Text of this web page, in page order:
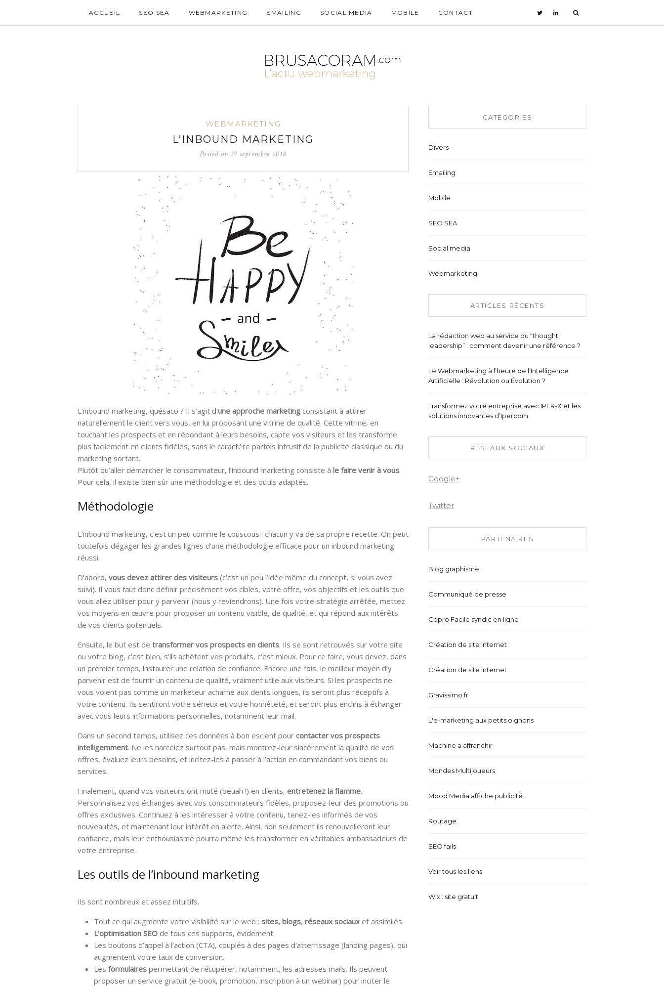
ACCUEIL SEO SEA WEBMARKETING EMAILING SOCIAL MEDIA MOBILE CONTACT
WEBMARKETING
L’INBOUND MARKETING
Posted on29 septembre 2018
L’inbound marketing, quésaco ? Il s’agit d’une approche marketing consistant à attirer
naturellement le client vers vous, en lui proposant une vitrine de qualité. Cette vitrine, en
touchant les prospects et en répondant à leurs besoins, capte vos visiteurs et les transforme
plus facilement en clients fidèles, sans le caractère parfois intrusif de la publicité classique ou du
marketing sortant.
Plutôt qu’aller démarcher le consommateur, l’inbound marketing consiste à le faire venir à vous.
Pour cela, il existe bien sûr une méthodologie et des outils adaptés.
Méthodologie
L’inbound marketing, c’est un peu comme le couscous : chacun y va de sa propre recette. On peut
toutefois dégager les grandes lignes d’une méthodologie efficace pour un inbound marketing
réussi.
D’abord, vous devez attirer des visiteurs (c’est un peu l’idée même du concept, si vous avez
suivi). Il vous faut donc définir précisément vos cibles, votre offre, vos objectifs et les outils que
vous allez utiliser pour y parvenir (nous y reviendrons). Une fois votre stratégie arrêtée, mettez
vos moyens en œuvre pour proposer un contenu visible, de qualité, et qui répond aux intérêts
de vos clients potentiels.
Ensuite, le but est de transformer vos prospects en clients. Ils se sont retrouvés sur votre site
ou votre blog, c’est bien, s’ils achètent vos produits, c’est mieux. Pour ce faire, vous devez, dans
un premier temps, instaurer une relation de confiance. Encore une fois, le meilleur moyen d’y
parvenir est de fournir un contenu de qualité, vraiment utile aux visiteurs. Si les prospects ne
vous voient pas comme un marketeur acharné aux dents longues, ils seront plus réceptifs à
votre contenu. Ils sentiront votre sérieux et votre honnêteté, et seront plus enclins à échanger
avec vous leurs informations personnelles, notamment leur mail.
Dans un second temps, utilisez ces données à bon escient pour contacter vos prospects
intelligemment. Ne les harcelez surtout pas, mais montrez-leur sincèrement la qualité de vos
offres, évaluez leurs besoins, et incitez-les à passer à l’action en commandant vos biens ou
services.
Finalement, quand vos visiteurs ont muté (beuah !) en clients, entretenez la flamme.
Personnalisez vos échanges avec vos consommateurs fidèles, proposez-leur des promotions ou
offres exclusives. Continuez à les intéresser à votre contenu, tenez-les informés de vos
nouveautés, et maintenant leur intérêt en alerte. Ainsi, non seulement ils renouvelleront leur
confiance, mais leur enthousiasme pourra même les transformer en véritables ambassadeurs de
votre entreprise.
Les outils de l’inbound marketing
Ils sont nombreux et assez intuitifs.
Tout ce qui augmente votre visibilité sur le web : sites, blogs, réseaux sociaux et assimilés.
L’optimisation SEO de tous ces supports, évidement.
Les boutons d’appel à l’action (CTA), couplés à des pages d’atterrissage (landing pages), qui
augmentent votre taux de conversion.
Les formulaires permettant de récupérer, notamment, les adresses mails. Ils peuvent
proposer un service gratuit (e-book, promotion, inscription à un webinar) pour inciter le
CATÉGORIES
Divers
Emailing
Mobile
SEO SEA
Social media
Webmarketing
ARTICLES RÉCENTS
La rédaction web au service du “thought
leadership” : comment devenir une référence ?
Le Webmarketing à l’heure de l’Intelligence
Artificielle : Révolution ou Évolution ?
Transformez votre entreprise avec IPER-X et les
solutions innovantes d’Ipercom
RÉSEAUX SOCIAUX
Google+
Twitter
PARTENAIRES
Blog graphisme
Communiqué de presse
Copro Facile syndic en ligne
Création de site internet
Création de site internet
Gravissimo.fr
L'e-marketing aux petits oignons
Machine a affranchir
Mondes Multijoueurs
Mood Media affiche publicité
Routage
SEO fails
Voir tous les liens
Wix : site gratuit